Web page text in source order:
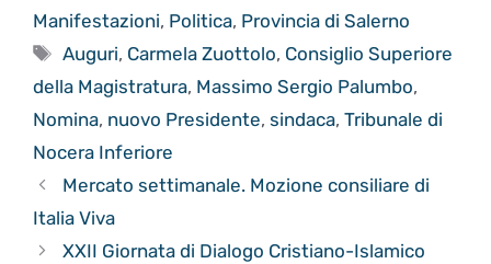
Manifestazioni, Politica, Provincia di Salerno
Tag
Auguri, Carmela Zuottolo, Consiglio Superiore
della Magistratura, Massimo Sergio Palumbo,
Nomina, nuovo Presidente, sindaca, Tribunale di
Nocera Inferiore
Mercato settimanale. Mozione consiliare di
Italia Viva
XXII Giornata di Dialogo Cristiano-Islamico